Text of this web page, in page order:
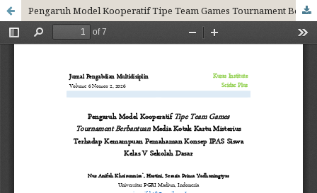
Pengaruh Model Kooperatif Tipe Team Games Tournament Berbantuan Media Kotak Kartu Misterius Terhadap Kemampuan Pemahaman Konsep IPAS Siswa Kelas V Sekolah Dasar